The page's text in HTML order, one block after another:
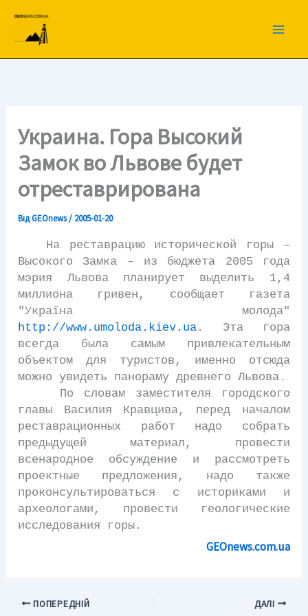
вмісту
Украина. Гора Высокий
Замок во Львове будет
отреставрирована
ВідGEOnews/ 2005-01-20
На реставрацию исторической горы –
Высокого Замка – из бюджета 2005 года
мэрия Львова планирует выделить 1,4
миллиона гривен, сообщает газета
"Україна молода"
http://www.umoloda.kiev.ua . Эта гора
всегда была самым привлекательным
объектом для туристов, именно отсюда
можно увидеть панораму древнего Львова.
По словам заместителя городского
главы Василия Кравцива, перед началом
реставрационных работ надо собрать
предыдущей материал, провести
всенародное обсуждение и рассмотреть
проектные предложения, надо также
проконсультироваться с историками и
археологами, провести геологические
исследования горы.
GEOnews.com.ua
ПОПЕРЕДНІЙ ДАЛІ